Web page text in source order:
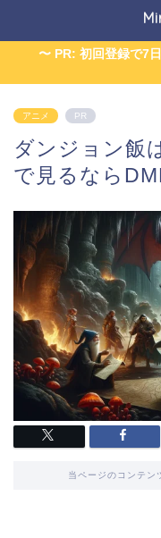
〜 PR: 初回登録で7
アニメ PR
ダンジョン飯
で見るなら
当ページのコンテン